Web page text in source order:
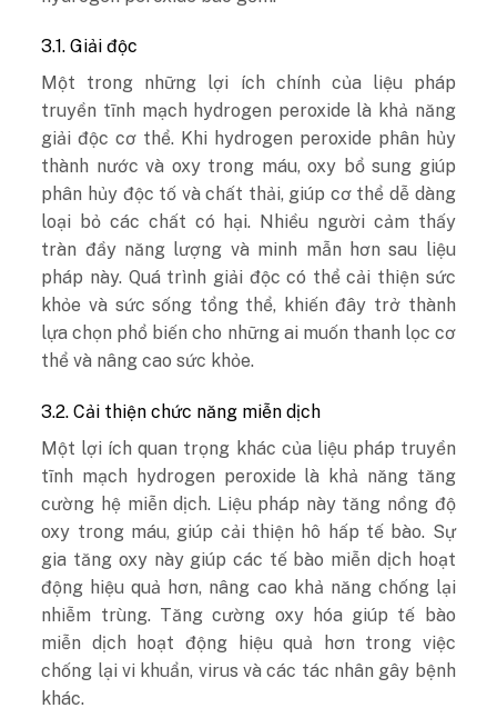
3.1. Giải độc
Một trong những lợi ích chính của liệu pháp
truyền tĩnh mạch hydrogen peroxide là khả năng
giải độc cơ thể. Khi hydrogen peroxide phân hủy
thành nước và oxy trong máu, oxy bổ sung giúp
phân hủy độc tố và chất thải, giúp cơ thể dễ dàng
loại bỏ các chất có hại. Nhiều người cảm thấy
tràn đầy năng lượng và minh mẫn hơn sau liệu
pháp này. Quá trình giải độc có thể cải thiện sức
khỏe và sức sống tổng thể, khiến đây trở thành
lựa chọn phổ biến cho những ai muốn thanh lọc cơ
thể và nâng cao sức khỏe.
3.2. Cải thiện chức năng miễn dịch
Một lợi ích quan trọng khác của liệu pháp truyền
tĩnh mạch hydrogen peroxide là khả năng tăng
cường hệ miễn dịch. Liệu pháp này tăng nồng độ
oxy trong máu, giúp cải thiện hô hấp tế bào. Sự
gia tăng oxy này giúp các tế bào miễn dịch hoạt
động hiệu quả hơn, nâng cao khả năng chống lại
nhiễm trùng. Tăng cường oxy hóa giúp tế bào
miễn dịch hoạt động hiệu quả hơn trong việc
chống lại vi khuẩn, virus và các tác nhân gây bệnh
khác.